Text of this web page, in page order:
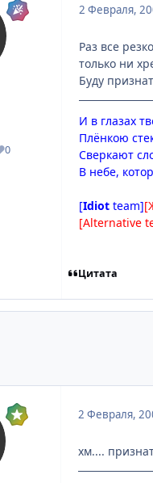
0
Репутация
2 Февраля,
Раз все
только ни
Буду
И в глазах
Плёнкою
Сверкают
В небе,
[Idiot team]
[Alternative
Цитата
2 Февраля,
хм....